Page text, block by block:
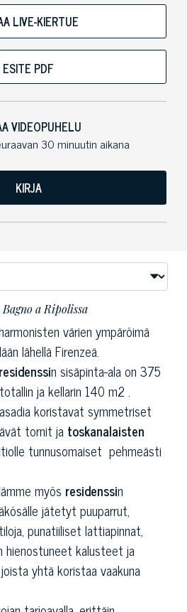
LIVE-KIERTUE
ESITE PDF
VIDEOPUHELU
30 minuutin aikana
KIRJA
a Ripolissa
värien ympäröimä
lähellä Firenzeä.
n sisäpinta-ala on 375
ja kellarin 140 m2 .
koristavat symmetriset
tornit jatoskanalaisten
tunnusomaiset pehmeästi
myös residenssin
jätetyt puuparrut,
punatiiliset lattiapinnat,
hienostuneet kalusteet ja
yhtä koristaa vaakuna